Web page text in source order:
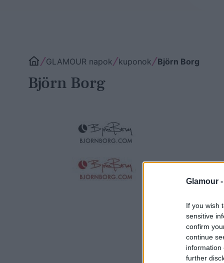
Glamour -
If you wish
sensitive
confirm
continue
information
further
GLAMOUR napok kuponok Björn Borg
Björn Borg